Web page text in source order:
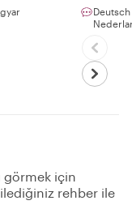
görmek için
rehber ile